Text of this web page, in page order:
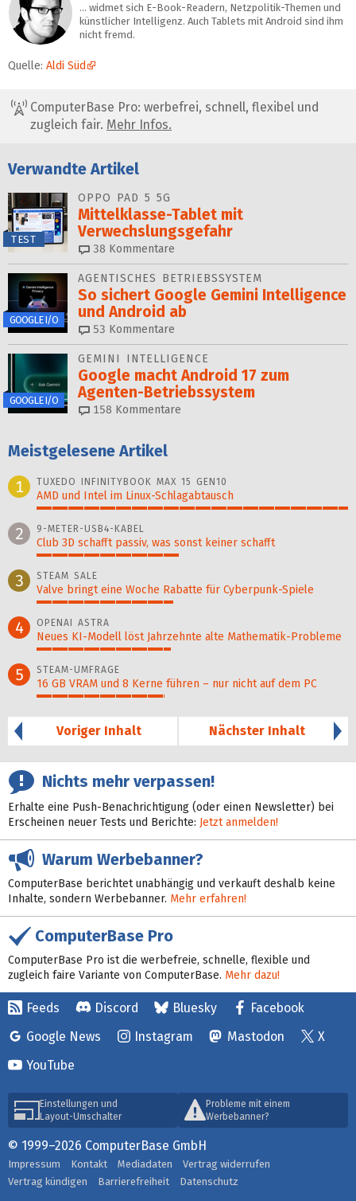
… widmet sich E-Book-Readern, Netzpolitik-Themen und
künstlicher Intelligenz. Auch Tablets mit Android sind ihm
nicht fremd.
Quelle: Aldi Süd
ComputerBase Pro: werbefrei, schnell, flexibel und
zugleich fair. Mehr Infos.
Verwandte Artikel
TEST
OPPO PAD 5 5G
Mittelklasse-Tablet mit
Verwechslungsgefahr
38 Kommentare
GOOGLE I/O
AGENTISCHES BETRIEBSSYSTEM
So sichert Google Gemini Intelligence
und Android ab
53 Kommentare
GOOGLE I/O
GEMINI INTELLIGENCE
Google macht Android 17 zum
Agenten-Betriebssystem
158 Kommentare
Meistgelesene Artikel
1
TUXEDO INFINITYBOOK MAX 15 GEN10
AMD und Intel im Linux-Schlagabtausch
2 9-METER-USB4-KABEL
Club 3D schafft passiv, was sonst keiner schafft
3 STEAM SALE
Valve bringt eine Woche Rabatte für Cyberpunk-Spiele
4 OPENAI ASTRA
Neues KI-Modell löst Jahr­zehn­te alte Ma­thematik-Pro­ble­me
5 STEAM-UMFRAGE
16 GB VRAM und 8 Kerne führen – nur nicht auf dem PC
Voriger Inhalt
Nächster Inhalt
Nichts mehr verpassen!
Erhalte eine Push-Benachrichtigung (oder einen Newsletter) bei
Erscheinen neuer Tests und Berichte: Jetzt anmelden!
Warum Werbebanner?
ComputerBase berichtet unabhängig und verkauft deshalb keine
Inhalte, sondern Werbebanner. Mehr erfahren!
ComputerBase Pro
ComputerBase Pro ist die werbefreie, schnelle, flexible und
zugleich faire Variante von ComputerBase. Mehr dazu!
Feeds Discord Bluesky
Facebook
Google News
Instagram Mastodon
X
YouTube
Einstellungen und
Layout-Umschalter
Probleme mit einem
Werbebanner?
© 1999–2026 ComputerBase GmbH
Impressum Kontakt Mediadaten
Vertrag widerrufen
Vertrag kündigen
Barrierefreiheit Datenschutz